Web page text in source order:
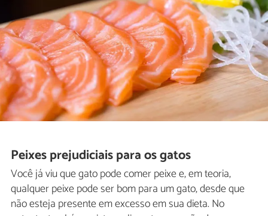
Peixes prejudiciais para os gatos
Você já viu que gato pode comer peixe e, em teoria,
qualquer peixe pode ser bom para um gato, desde que
não esteja presente em excesso em sua dieta. No